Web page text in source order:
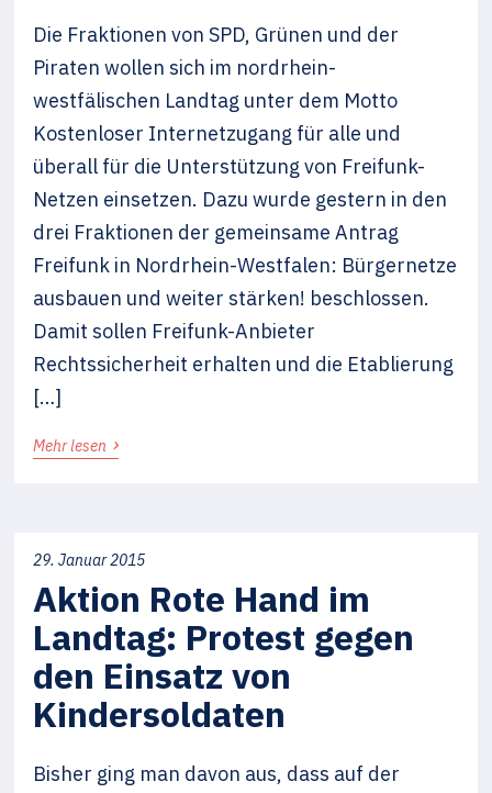
Die Fraktionen von SPD, Grünen und der
Piraten wollen sich im nordrhein-
westfälischen Landtag unter dem Motto
Kostenloser Internetzugang für alle und
überall für die Unterstützung von Freifunk-
Netzen einsetzen. Dazu wurde gestern in den
drei Fraktionen der gemeinsame Antrag
Freifunk in Nordrhein-Westfalen: Bürgernetze
ausbauen und weiter stärken! beschlossen.
Damit sollen Freifunk-Anbieter
Rechtssicherheit erhalten und die Etablierung
[…]
Mehr lesen ›
29. Januar 2015
Aktion Rote Hand im
Landtag: Protest gegen
den Einsatz von
Kindersoldaten
Bisher ging man davon aus, dass auf der